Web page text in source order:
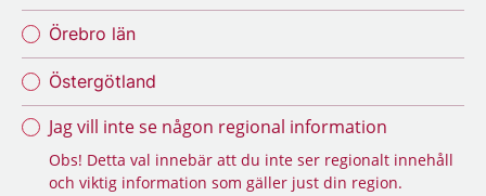
Örebro län
Östergötland
Jag vill inte se någon regional information
Obs! Detta val innebär att du inte ser regionalt innehåll
och viktig information som gäller just din region.